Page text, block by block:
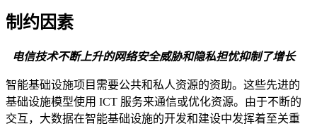
制约因素
电信技术不断上升的网络安全威胁和隐私担忧抑制了增长
智能基础设施项目需要公共和私人资源的资助。这些先进的
基础设施模型使用 ICT 服务来通信或优化资源。由于不断的
交互，大数据在智能基础设施的开发和建设中发挥着至关重